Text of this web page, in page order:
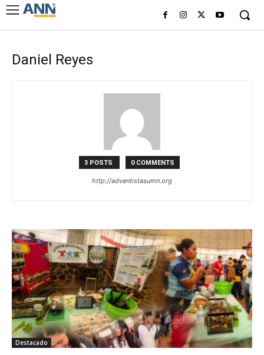
Daniel Reyes
3 POSTS 0 COMMENTS
http://adventistasumn.org
Destacado